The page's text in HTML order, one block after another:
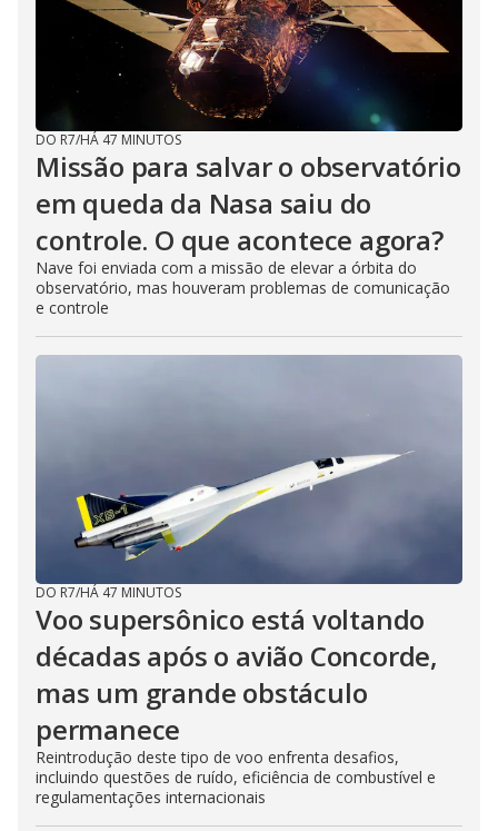
DO R7/HÁ 47 MINUTOS
Missão para salvar o observatório
em queda da Nasa saiu do
controle. O que acontece agora?
Nave foi enviada com a missão de elevar a órbita do
observatório, mas houveram problemas de comunicação
e controle
DO R7/HÁ 47 MINUTOS
Voo supersônico está voltando
décadas após o avião Concorde,
mas um grande obstáculo
permanece
Reintrodução deste tipo de voo enfrenta desafios,
incluindo questões de ruído, eficiência de combustível e
regulamentações internacionais